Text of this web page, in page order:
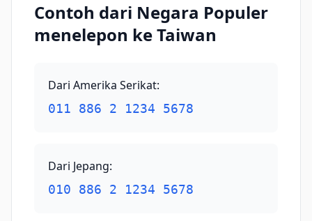
Contoh dari Negara Populer
menelepon ke Taiwan
Dari Amerika Serikat:
011 886 2 1234 5678
Dari Jepang:
010 886 2 1234 5678